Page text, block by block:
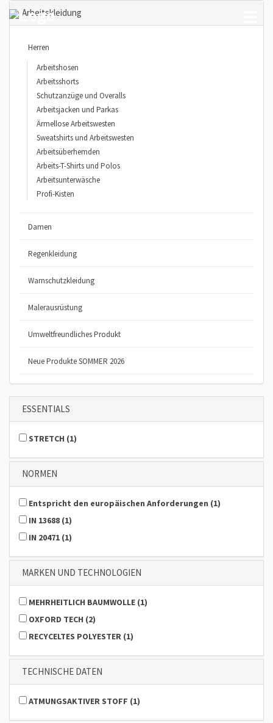
Arbeitskleidung
Herren
Arbeitshosen
Arbeitsshorts
Schutzanzüge und Overalls
Arbeitsjacken und Parkas
Ärmellose Arbeitswesten
Sweatshirts und Arbeitswesten
Arbeitsüberhemden
Arbeits-T-Shirts und Polos
Arbeitsunterwäsche
Profi-Kisten
Damen
Regenkleidung
Warnschutzkleidung
Malerausrüstung
Umweltfreundliches Produkt
Neue Produkte SOMMER 2026
ESSENTIALS
STRETCH (1)
NORMEN
Entspricht den europäischen Anforderungen (1)
IN 13688 (1)
IN 20471 (1)
MARKEN UND TECHNOLOGIEN
MEHRHEITLICH BAUMWOLLE (1)
OXFORD TECH (2)
RECYCELTES POLYESTER (1)
TECHNISCHE DATEN
ATMUNGSAKTIVER STOFF (1)